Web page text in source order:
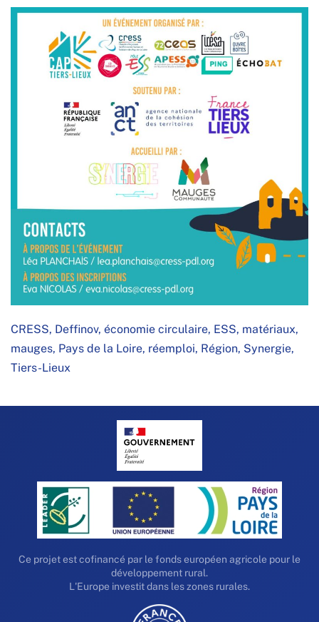
CRESS, Deffinov, économie circulaire, ESS, matériaux,
mauges, Pays de la Loire, réemploi, Région, Synergie,
Tiers-Lieux
Ce projet est cofinancé par le fonds européen agricole pour le
développement rural.
L'Europe investit dans les zones rurales.